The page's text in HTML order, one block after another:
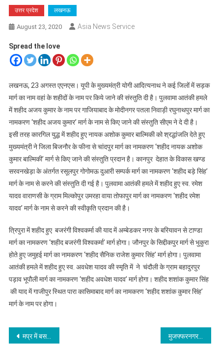
उत्तर प्रदेश लखनऊ
August 23, 2020 Asia News Service
Spread the love
लखनऊ, 23 अगस्त एएनएस। यूपी के मुख्यमंत्री योगी आदित्यनाथ ने कई जिलों में सड़क
मार्ग का नाम वहां के शहीदों के नाम पर किये जाने की संस्तुति दी है। पुलवामा आतंकी हमले
में शहीद अजय कुमार के नाम पर गाजियाबाद के मोदीनगर पतला निवाड़ी रघुनाथपुर मार्ग का
नामकरण ‘शहीद अजय कुमार’ मार्ग के नाम से किए जाने की संस्तुति सीएम ने दे दी है।
इसी तरह कारगिल युद्ध में शहीद हुए नायक अशोक कुमार बाल्मिकी को श्रद्धांजलि देते हुए
मुख्यमंत्री ने जिला बिजनौर के फीना से चांदपुर मार्ग का नामकरण ‘शहीद नायक अशोक
कुमार बाल्मिकी’ मार्ग से किए जाने की संस्तुति प्रदान है। कानपुर देहात के विकास खण्ड
सरवनखेड़ा के अंतर्गत रसूलपुर गोगोमऊ दुआरी सम्पर्क मार्ग का नामकरण ‘शहीद बड़े सिंह’
मार्ग के नाम से करने की संस्तुति दी गई है। पुलवामा आतंकी हमले में शहीद हुए स्व. रमेश
यादव वाराणसी के ग्राम मिल्कोपुर उमरहा वाया तोफापुर मार्ग का नामकरण ‘शहीद रमेश
यादव’ मार्ग के नाम से करने की स्वीकृति प्रदान की है।
त्रिपुरा में शहीद हुए बजरंगी विश्वकर्मा की याद में अम्बेडकर नगर के बरियावन से टाण्डा
मार्ग का नामकरण ‘शहीद बजरंगी विश्वकर्मा’ मार्ग होगा। जौनपुर के सिद्दीकपुर मार्ग से भुकुरा
होते हुए जमुहई मार्ग का नामकरण ‘शहीद सैनिक राजेश कुमार सिंह’ मार्ग होगा। पुलवामा
आतंकी हमले में शहीद हुए स्व. अवधेश यादव की स्मृति में ने चंदौली के ग्राम बहादुरपुर
पड़ाव भूपौली मार्ग का नामकरण ‘शहीद अवधेश यादव’ मार्ग होगा। शहीद शशांक कुमार सिंह
की याद में गाजीपुर स्थित पारा कासिमाबाद मार्ग का नामकरण ‘शहीद शशांक कुमार सिंह’
मार्ग के नाम पर होगा।
Post
मप्र में बस पलटने से दो मजदूरों की मौत, 36 घायल मुजफ्फरनगर में कोरोना वायरस के तीन मरीज लापता